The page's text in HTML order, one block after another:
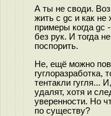
А ты не своди.
жить с gc и как не
примеры когда gc
без рук. И тогда
поспорить.
Не, ещё можно
гуглоразработка,
тентакли гугля...
удалят, хотя и
уверенности. Но
по существу?